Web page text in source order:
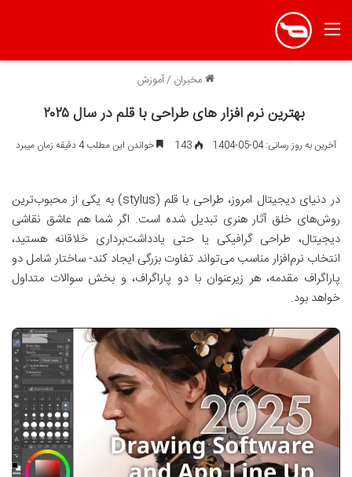
منو
مخبران /آموزش
بهترین نرم افزار های طراحی با قلم در سال ۲۰۲۵
آخرین به روز رسانی: 04-05-1404 143 خواندن این مطلب 4 دقیقه زمان میبرد
در دنیای دیجیتال امروز، طراحی با قلم (stylus) به یکی از محبوب‌ترین
روش‌های خلق آثار هنری تبدیل شده است. اگر شما هم عاشق نقاشی
دیجیتال، طراحی گرافیکی یا حتی یادداشت‌برداری خلاقانه هستید،
انتخاب نرم‌افزار مناسب می‌تواند تفاوت بزرگی ایجاد کند- ساختار شامل دو
پاراگراف مقدمه، هر زیرعنوان با دو پاراگراف، و بخش سوالات متداول
خواهد بود.